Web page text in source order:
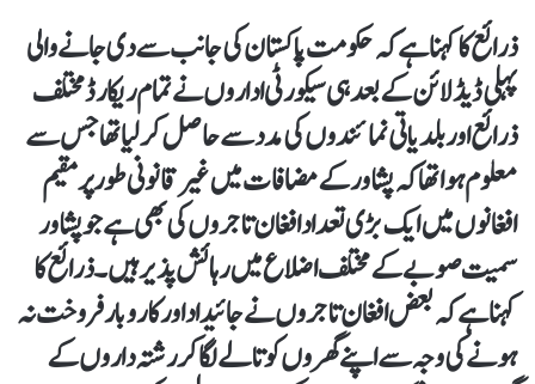
ذرائع کا کہنا ہے کہ حکومت پاکستان کی جانب سے دی جانے والی
پہلی ڈیڈ لائن کے بعد ہی سیکورٹی اداروں نے تمام ریکارڈ مختلف
ذرائع اور بلدیاتی نمائندوں کی مدد سے حاصل کر لیا تھا جس سے
معلوم ہوا تھا کہ پشاور کے مضافات میں غیر قانونی طور پر مقیم
افغانوں میں ایک بڑی تعدا د افغان تاجروں کی بھی ہے جو پشاور
سمیت صوبے کے مختلف اضلاع میں رہائش پذیر ہیں۔ ذرائع کا
کہنا ہے کہ بعض افغان تاجروں نے جائیداد اور کاروبار فروخت نہ
ہونے کی وجہ سے اپنے گھروں کو تالے لگا کر رشتہ داروں کے